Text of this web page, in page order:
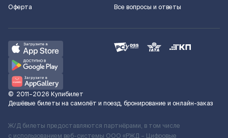
Оферта
Все вопросы и ответы
© 2011–2026 Купибилет
Дешёвые билеты на самолёт и поезд, бронирование и онлайн-заказ
Ж/Д билеты предоставляются партнёрами, в том числе
с использованием веб-системы ООО «РЖД – Цифровые